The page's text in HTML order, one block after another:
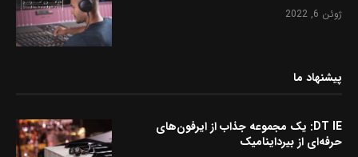
ژوئن 6, 2022
پیشنهاد ما
DT IE: یک مجموعه جذاب از ایرفون‌های
حرفه‌ای از بیرداینامیک